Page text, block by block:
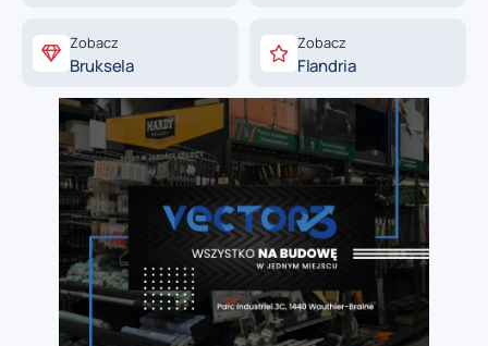
Zobacz
Bruksela
Zobacz
Flandria